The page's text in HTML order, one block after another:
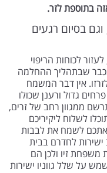
בתוספת לזר.
בסיום רגעים
לכוחות הריפוי
שבתהליך ההחלמה
אין דבר המשמח
גדול ורענן שכולו
ממגוון רחב של זרים,
לשלוח ליקיריכם
אתכם לשמח את לבבות
ישירות לחדרם בבית
משפחת זיו ולכן הם
על שלל גווניו ישירות